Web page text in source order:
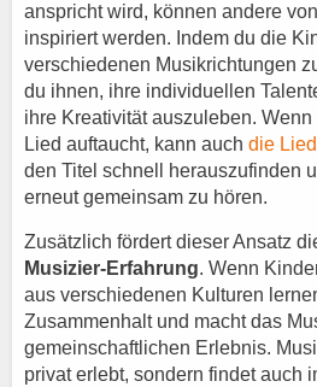
anspricht wird, können andere
inspiriert werden. Indem du die
verschiedenen Musikrichtungen
du ihnen, ihre individuellen
ihre Kreativität auszuleben.
Lied auftaucht, kann auch die
den Titel schnell herauszufinden
erneut gemeinsam zu hören.
Zusätzlich fördert dieser Ansatz
Musizier-Erfahrung. Wenn
aus verschiedenen Kulturen
Zusammenhalt und macht das
gemeinschaftlichen Erlebnis.
privat erlebt, sondern findet auch